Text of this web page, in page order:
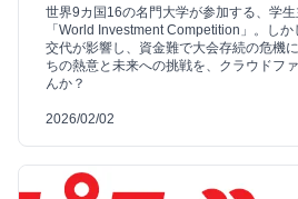
世界9カ国16の名門大学が参加する、学
「World Investment Competition」。し
交代が影響し、資金難で大会存続の危機
ちの熱意と未来への挑戦を、クラウドフ
んか？
2026/02/02